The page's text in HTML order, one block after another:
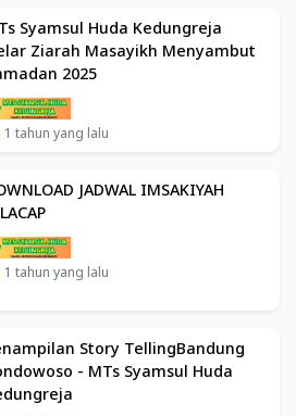
Syamsul Huda Kedungreja
Ziarah Masayikh Menyambut
2025
1 tahun yang lalu
JADWAL IMSAKIYAH
1 tahun yang lalu
Story TellingBandung
- MTs Syamsul Huda